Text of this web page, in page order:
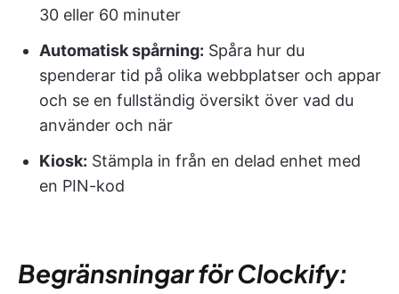
30 eller 60 minuter
Automatisk spårning: Spåra hur du
spenderar tid på olika webbplatser och appar
och se en fullständig översikt över vad du
använder och när
Kiosk: Stämpla in från en delad enhet med
en PIN-kod
Begränsningar för Clockify: